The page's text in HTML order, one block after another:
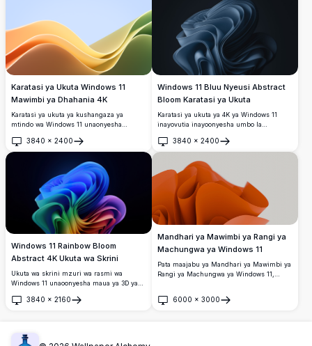
cha kuona na mvuto wa kisasa.
Karatasi ya Ukuta Windows 11
Mawimbi ya Dhahania 4K
Karatasi ya ukuta ya kushangaza ya
mtindo wa Windows 11 unaonyesha
machungwa, njano na kijani kibichi dhidi
ya mandhari ya bluu laini. Mandhari
kamili ya desktop ya uongozi wa juu na
vipengele vya kisasa vya ubunifu
vinavyonasa hali halisi ya urembo wa
kidijitali wa kisasa.
3840 × 2400
Fungua
Windows 11 Bluu Nyeusi Abstract
Bloom Karatasi ya Ukuta
Karatasi ya ukuta ya 4K ya Windows 11
inayovutia inayoonyesha umbo la
vivuli vya bluu ya bahari. Mikondo laini
yenye matabaka inajitokeza kwa
kushangaza dhidi ya mandhari ya giza,
ikiunda athari nzuri ya kisanamu ya 3D.
3840 × 2400
Fungua
Windows 11 Rainbow Bloom
Abstract 4K Ukuta wa Skrini
Ukuta wa skrini mzuri wa rasmi wa
Windows 11 unaoonyesha maua ya 3D ya
zinazotiririka zinazobadilika kutoka bluu
3840 × 2160
Fungua
Mandhari ya Mawimbi ya Rangi ya
Machungwa ya Windows 11
Pata maajabu ya Mandhari ya Mawimbi ya
Rangi ya Machungwa ya Windows 11,
mizunguko. Kamili kwa kuboresha
6000 × 3000
Fungua